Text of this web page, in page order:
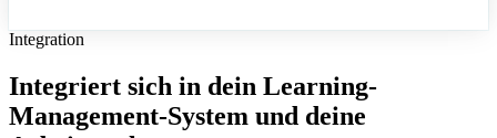
Integration
Integriert sich in dein Learning-
Management-System und deine